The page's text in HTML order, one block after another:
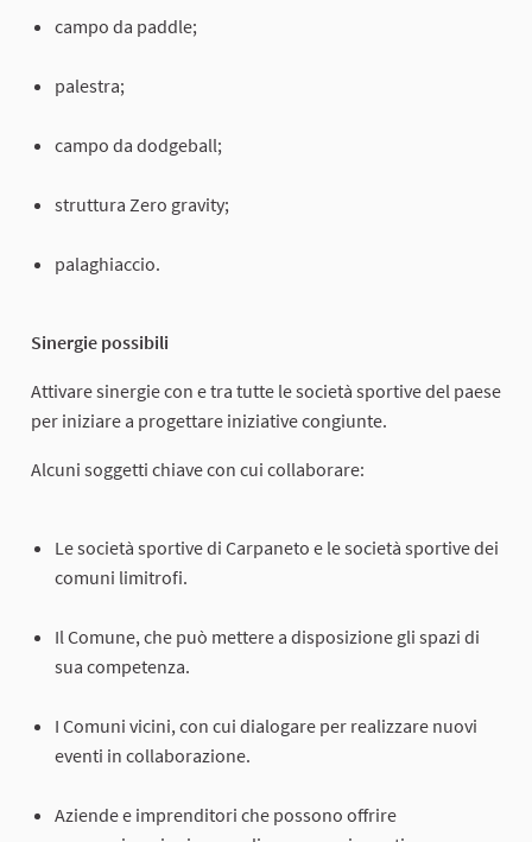
campo da paddle;
palestra;
campo da dodgeball;
struttura Zero gravity;
palaghiaccio.
Sinergie possibili
Attivare sinergie con e tra tutte le società sportive del paese
per iniziare a progettare iniziative congiunte.
Alcuni soggetti chiave con cui collaborare:
Le società sportive di Carpaneto e le società sportive dei
comuni limitrofi.
Il Comune, che può mettere a disposizione gli spazi di
sua competenza.
I Comuni vicini, con cui dialogare per realizzare nuovi
eventi in collaborazione.
Aziende e imprenditori che possono offrire